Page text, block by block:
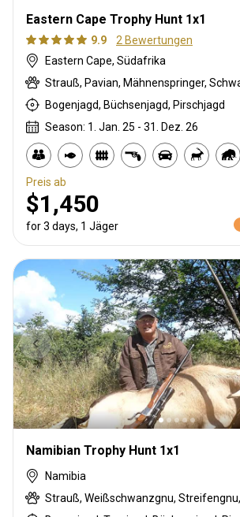
Eastern Cape Trophy Hunt 1x1
9.9
2 Bewertungen
Eastern Cape, Südafrika
Bogenjagd, Büchsenjagd, Pirschjagd
Season: 1. Jan. 25 - 31. Dez. 26
Preis ab
$1,450
for 3 days, 1 Jäger
Namibian Trophy Hunt 1x1
Namibia